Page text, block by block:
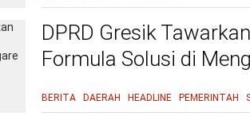
DPRD Gresik
Formula Solusi di
BERITA DAERAH HEADLINE PEMERINTAH